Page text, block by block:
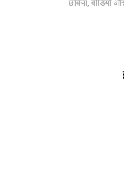
छवियाँ, वीडियो